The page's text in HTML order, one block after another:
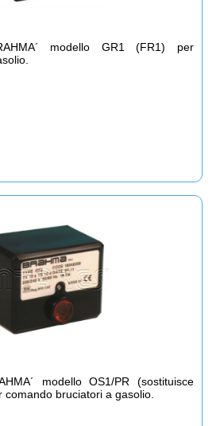
modello GR1 (FR1) per
modello OS1/PR (sostituisce
bruciatori a gasolio.